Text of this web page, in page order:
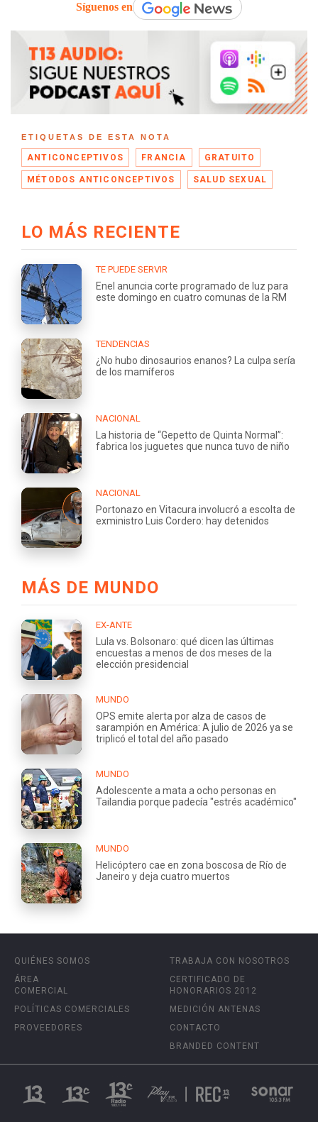
Síguenos en
ETIQUETAS DE ESTA NOTA
ANTICONCEPTIVOS FRANCIA GRATUITO
MÉTODOS ANTICONCEPTIVOS SALUD SEXUAL
LO MÁS RECIENTE
TE PUEDE SERVIR
Enel anuncia corte programado de luz para
este domingo en cuatro comunas de la RM
TENDENCIAS
¿No hubo dinosaurios enanos? La culpa sería
de los mamíferos
NACIONAL
La historia de “Gepetto de Quinta Normal”:
fabrica los juguetes que nunca tuvo de niño
NACIONAL
Portonazo en Vitacura involucró a escolta de
exministro Luis Cordero: hay detenidos
MÁS DE MUNDO
EX-ANTE
Lula vs. Bolsonaro: qué dicen las últimas
encuestas a menos de dos meses de la
elección presidencial
MUNDO
OPS emite alerta por alza de casos de
sarampión en América: A julio de 2026 ya se
triplicó el total del año pasado
MUNDO
Adolescente a mata a ocho personas en
Tailandia porque padecía "estrés académico"
MUNDO
Helicóptero cae en zona boscosa de Río de
Janeiro y deja cuatro muertos
QUIÉNES SOMOS
ÁREA
COMERCIAL
POLÍTICAS COMERCIALES
PROVEEDORES
TRABAJA CON NOSOTROS
CERTIFICADO DE
HONORARIOS 2012
MEDICIÓN ANTENAS
CONTACTO
BRANDED CONTENT